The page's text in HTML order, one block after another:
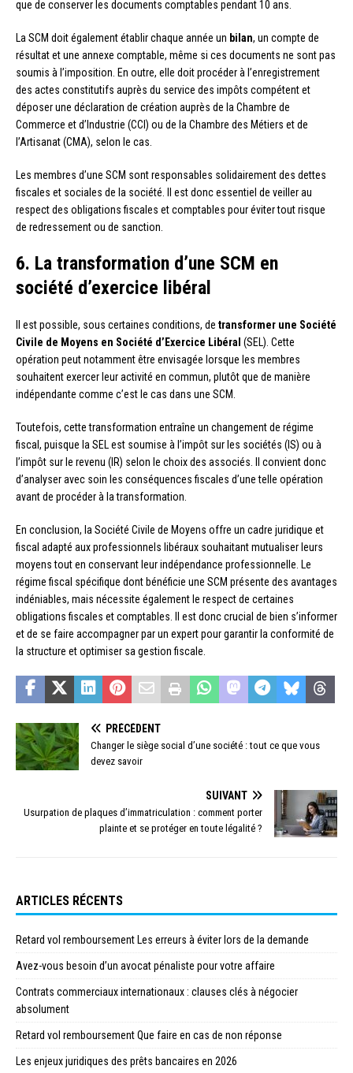
que de conserver les documents comptables pendant 10 ans.
La SCM doit également établir chaque année un bilan, un compte de
résultat et une annexe comptable, même si ces documents ne sont pas
soumis à l’imposition. En outre, elle doit procéder à l’enregistrement
des actes constitutifs auprès du service des impôts compétent et
déposer une déclaration de création auprès de la Chambre de
Commerce et d’Industrie (CCI) ou de la Chambre des Métiers et de
l’Artisanat (CMA), selon le cas.
Les membres d’une SCM sont responsables solidairement des dettes
fiscales et sociales de la société. Il est donc essentiel de veiller au
respect des obligations fiscales et comptables pour éviter tout risque
de redressement ou de sanction.
6. La transformation d’une SCM en
société d’exercice libéral
Il est possible, sous certaines conditions, de transformer une Société
Civile de Moyens en Société d’Exercice Libéral (SEL). Cette
opération peut notamment être envisagée lorsque les membres
souhaitent exercer leur activité en commun, plutôt que de manière
indépendante comme c’est le cas dans une SCM.
Toutefois, cette transformation entraîne un changement de régime
fiscal, puisque la SEL est soumise à l’impôt sur les sociétés (IS) ou à
l’impôt sur le revenu (IR) selon le choix des associés. Il convient donc
d’analyser avec soin les conséquences fiscales d’une telle opération
avant de procéder à la transformation.
En conclusion, la Société Civile de Moyens offre un cadre juridique et
fiscal adapté aux professionnels libéraux souhaitant mutualiser leurs
moyens tout en conservant leur indépendance professionnelle. Le
régime fiscal spécifique dont bénéficie une SCM présente des avantages
indéniables, mais nécessite également le respect de certaines
obligations fiscales et comptables. Il est donc crucial de bien s’informer
et de se faire accompagner par un expert pour garantir la conformité de
la structure et optimiser sa gestion fiscale.
PRÉCÉDENT
Changer le siège social d’une société : tout ce que vous
devez savoir
SUIVANT
Usurpation de plaques d’immatriculation : comment porter
plainte et se protéger en toute légalité ?
ARTICLES RÉCENTS
Retard vol remboursement Les erreurs à éviter lors de la demande
Avez-vous besoin d’un avocat pénaliste pour votre affaire
Contrats commerciaux internationaux : clauses clés à négocier
absolument
Retard vol remboursement Que faire en cas de non réponse
Les enjeux juridiques des prêts bancaires en 2026